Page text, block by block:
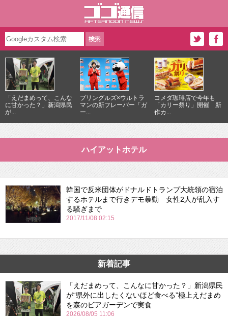
「えだまめって、こんな
に甘かった？」新潟県民
が...
プリングルズ×ウルトラ
マンの新フレーバー「ガ
ー...
コメダ珈琲店で今年も
「カリー祭り」開催 新
作カ...
ハイアットホテル
韓国で反米団体がドナルドトランプ大統領の宿泊
するホテルまで行きデモ暴動 女性2人が乱入す
る騒ぎまで
2017/11/08 02:15
新着記事
「えだまめって、こんなに甘かった？」新潟県民
が“県外に出したくないほど食べる”極上えだまめ
を森のビアガーデンで実食
2026/08/05 11:06